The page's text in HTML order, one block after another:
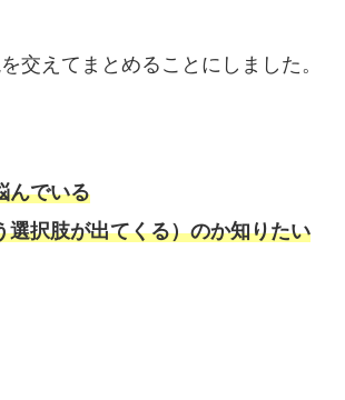
交えてまとめることにしました。
んでいる
択肢が出てくる）のか知りたい